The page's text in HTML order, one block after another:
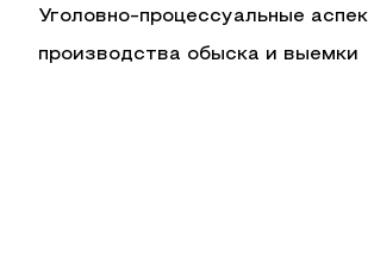
Уголовно-процессуальные
производства обыска и выемки